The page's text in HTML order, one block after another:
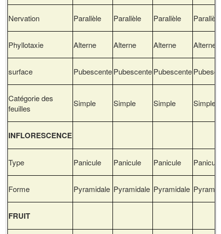
Nervation Parallèle Parallèle Parallèle Parallèle
Phyllotaxie Alterne Alterne Alterne Alterne
surface PubescentePubescentePubescente
Catégorie des
feuilles
Simple Simple Simple Simple
INFLORESCENCE
Type Panicule Panicule Panicule Panicule
Forme Pyramidale Pyramidale Pyramidale
FRUIT